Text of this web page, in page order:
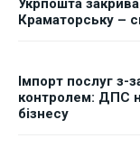
Укрпошта
Краматорську –
Імпорт послуг з-
контролем: ДПС
бізнесу